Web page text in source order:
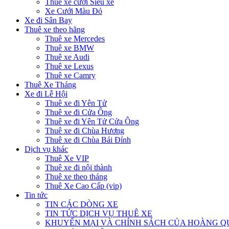
Thuê xe cưới Siêu xe
Xe Cưới Màu Đỏ
Xe đi Sân Bay
Thuê xe theo hãng
Thuê xe Mercedes
Thuê xe BMW
Thuê xe Audi
Thuê xe Lexus
Thuê xe Camry
Thuê Xe Tháng
Xe đi Lễ Hội
Thuê xe đi Yên Tử
Thuê xe đi Cửa Ông
Thuê xe đi Yên Tử Cửa Ông
Thuê xe đi Chùa Hương
Thuê xe đi Chùa Bái Đính
Dịch vụ khác
Thuê Xe VIP
Thuê xe đi nội thành
Thuê xe theo tháng
Thuê Xe Cao Cấp (vip)
Tin tức
TIN CÁC DÒNG XE
TIN TỨC DỊCH VỤ THUÊ XE
KHUYẾN MẠI VÀ CHÍNH SÁCH CỦA HOÀNG